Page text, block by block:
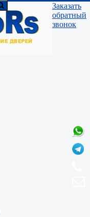
Заказать
обратный
звонок